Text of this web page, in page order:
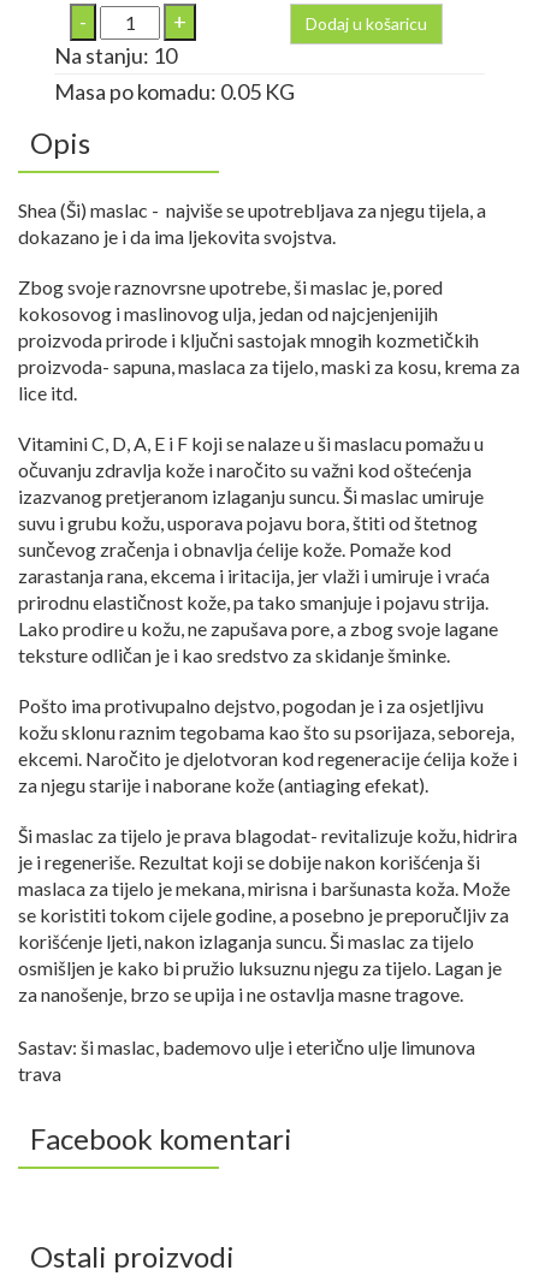
Dodaj u košaricu
Na stanju: 10
Masa po komadu: 0.05 KG
Opis
Shea (Ši) maslac - najviše se upotrebljava za njegu tijela, a
dokazano je i da ima ljekovita svojstva.
Zbog svoje raznovrsne upotrebe, ši maslac je, pored
kokosovog i maslinovog ulja, jedan od najcjenjenijih
proizvoda prirode i ključni sastojak mnogih kozmetičkih
proizvoda- sapuna, maslaca za tijelo, maski za kosu, krema za
lice itd.
Vitamini C, D, A, E i F koji se nalaze u ši maslacu pomažu u
očuvanju zdravlja kože i naročito su važni kod oštećenja
izazvanog pretjeranom izlaganju suncu. Ši maslac umiruje
suvu i grubu kožu, usporava pojavu bora, štiti od štetnog
sunčevog zračenja i obnavlja ćelije kože. Pomaže kod
zarastanja rana, ekcema i iritacija, jer vlaži i umiruje i vraća
prirodnu elastičnost kože, pa tako smanjuje i pojavu strija.
Lako prodire u kožu, ne zapušava pore, a zbog svoje lagane
teksture odličan je i kao sredstvo za skidanje šminke.
Pošto ima protivupalno dejstvo, pogodan je i za osjetljivu
kožu sklonu raznim tegobama kao što su psorijaza, seboreja,
ekcemi. Naročito je djelotvoran kod regeneracije ćelija kože i
za njegu starije i naborane kože (antiaging efekat).
Ši maslac za tijelo je prava blagodat- revitalizuje kožu, hidrira
je i regeneriše. Rezultat koji se dobije nakon korišćenja ši
maslaca za tijelo je mekana, mirisna i baršunasta koža. Može
se koristiti tokom cijele godine, a posebno je preporučljiv za
korišćenje ljeti, nakon izlaganja suncu. Ši maslac za tijelo
osmišljen je kako bi pružio luksuznu njegu za tijelo. Lagan je
za nanošenje, brzo se upija i ne ostavlja masne tragove.
Sastav: ši maslac, bademovo ulje i eterično ulje limunova
trava
Facebook komentari
Ostali proizvodi